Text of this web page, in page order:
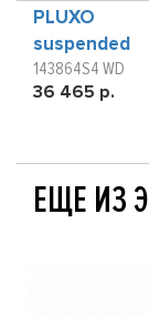
PLUXO
suspended
143864S4 WD
36 465 р.
ЕЩЕ ИЗ